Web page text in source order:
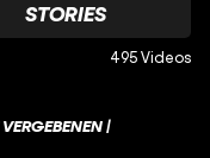
STORIES
495 Videos
|